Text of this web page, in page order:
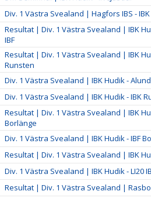
Div. 1 Västra Svealand | Hagfors IBS -
Resultat | Div. 1 Västra Svealand | IBK
IBF
Resultat | Div. 1 Västra Svealand | IBK
Runsten
Div. 1 Västra Svealand | IBK Hudik -
Div. 1 Västra Svealand | IBK Hudik - IBK
Resultat | Div. 1 Västra Svealand | IBK
Borlänge
Div. 1 Västra Svealand | IBK Hudik - IBF
Resultat | Div. 1 Västra Svealand | IBK
Div. 1 Västra Svealand | IBK Hudik - LI20
Resultat | Div. 1 Västra Svealand | Rasbo